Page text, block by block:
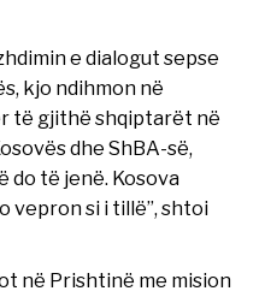
e dialogut sepse
kjo ndihmon në
të gjithë shqiptarët në
dhe ShBA-së,
do të jenë. Kosova
vepron si i tillë”, shtoi
në Prishtinë me mision